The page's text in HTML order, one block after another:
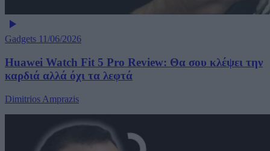
Gadgets 11/06/2026
Huawei Watch Fit 5 Pro Review: Θα σου κλέψει την
καρδιά αλλά όχι τα λεφτά
Dimitrios Amprazis